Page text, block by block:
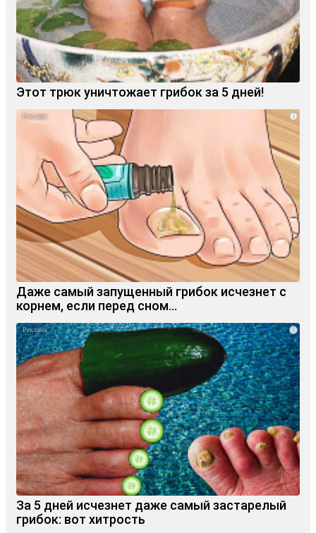
Этот трюк уничтожает грибок за 5 дней!
i
Даже самый запущенный грибок исчезнет с
корнем, если перед сном…
i
За 5 дней исчезнет даже самый застарелый
грибок: вот хитрость